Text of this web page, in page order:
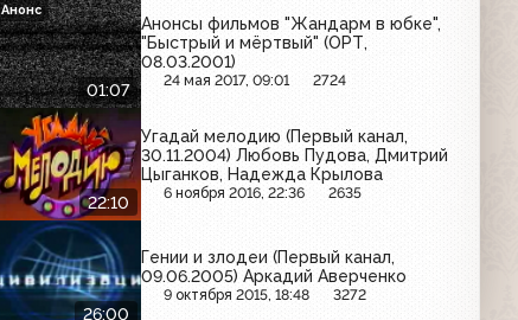
01:07
Анонсы фильмов "Жандарм в юбке",
"Быстрый и мёртвый" (ОРТ,
08.03.2001)
24 мая 2017, 09:01 2724
Анонс
22:10
Угадай мелодию (Первый канал,
30.11.2004) Любовь Пудова, Дмитрий
Цыганков, Надежда Крылова
6 ноября 2016, 22:36 2635
26:00
Гении и злодеи (Первый канал,
09.06.2005) Аркадий Аверченко
9 октября 2015, 18:48 3272